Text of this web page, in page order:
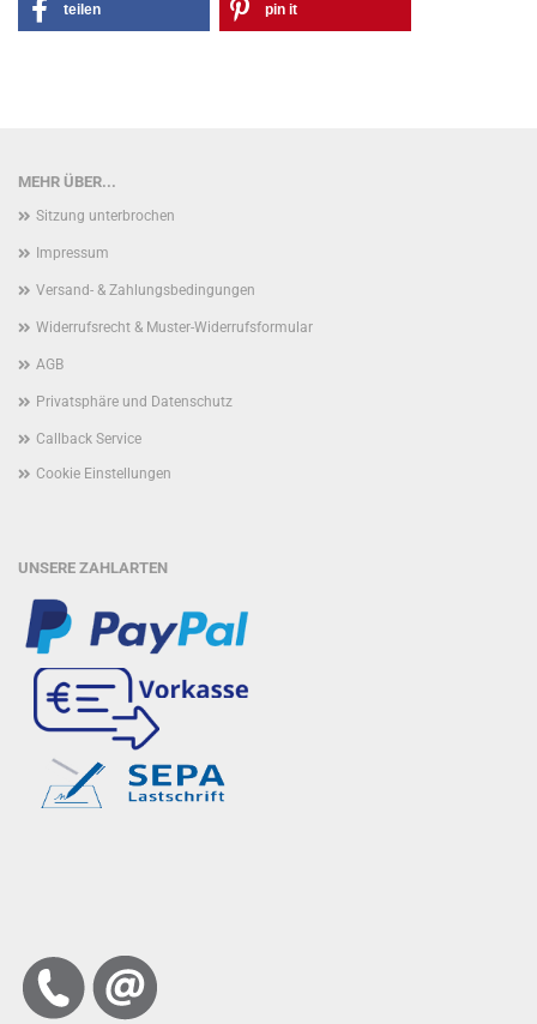
teilen pin it
MEHR ÜBER...
Sitzung unterbrochen
Impressum
Versand- & Zahlungsbedingungen
Widerrufsrecht & Muster-Widerrufsformular
AGB
Privatsphäre und Datenschutz
Callback Service
Cookie Einstellungen
UNSERE ZAHLARTEN